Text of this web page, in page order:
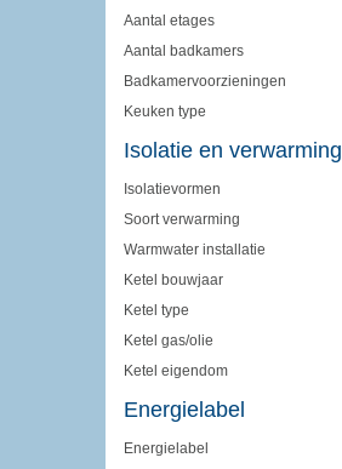
Aantal etages
Aantal badkamers
Badkamervoorzieningen
Keuken type
Isolatie en verwarming
Isolatievormen
Soort verwarming
Warmwater installatie
Ketel bouwjaar
Ketel type
Ketel gas/olie
Ketel eigendom
Energielabel
Energielabel